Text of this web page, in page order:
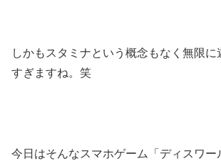
しかもスタミナという概念もなく無限
すぎますね。笑
今日はそんなスマホゲーム「ディスワー